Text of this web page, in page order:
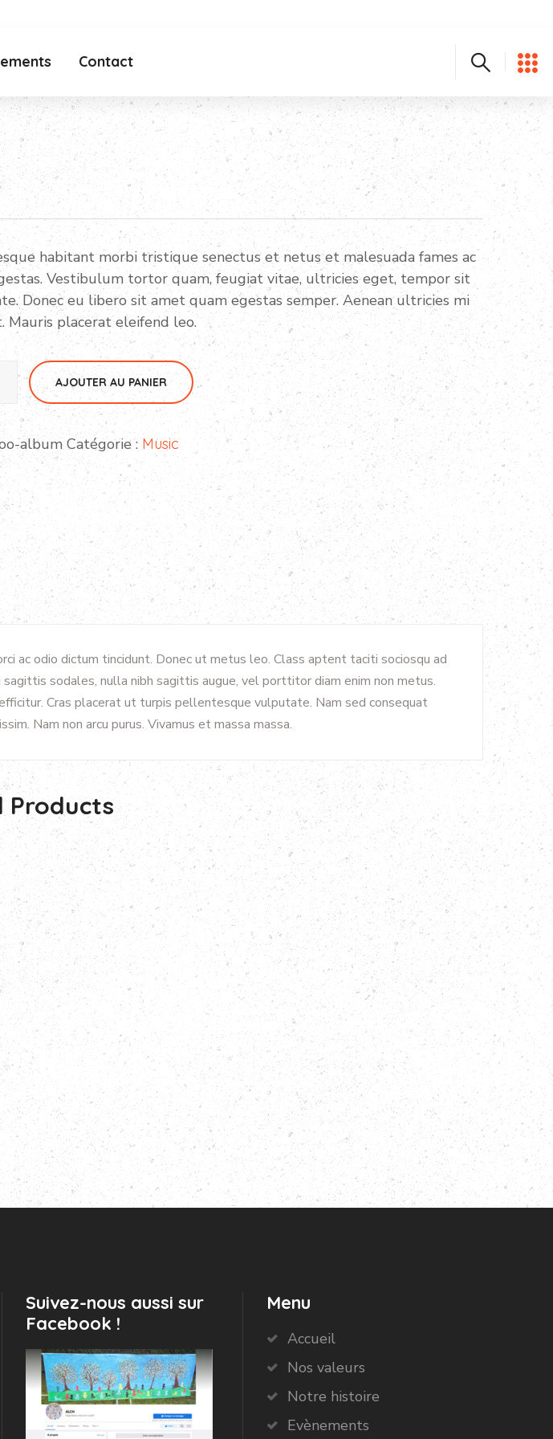
Contact
habitant morbi tristique senectus et netus et malesuada fames ac
Vestibulum tortor quam, feugiat vitae, ultricies eget, tempor sit
Donec eu libero sit amet quam egestas semper. Aenean ultricies mi
Mauris placerat eleifend leo.
AJOUTER AU PANIER
album Catégorie : Music
ac odio dictum tincidunt. Donec ut metus leo. Class aptent taciti sociosqu ad
sodales, nulla nibh sagittis augue, vel porttitor diam enim non metus.
Cras placerat ut turpis pellentesque vulputate. Nam sed consequat
Nam non arcu purus. Vivamus et massa massa.
Products
Suivez-nous aussi sur
Facebook !
Menu
Accueil
Nos valeurs
Notre histoire
Evènements